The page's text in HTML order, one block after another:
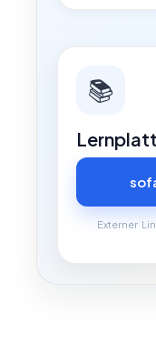
📚
Externer